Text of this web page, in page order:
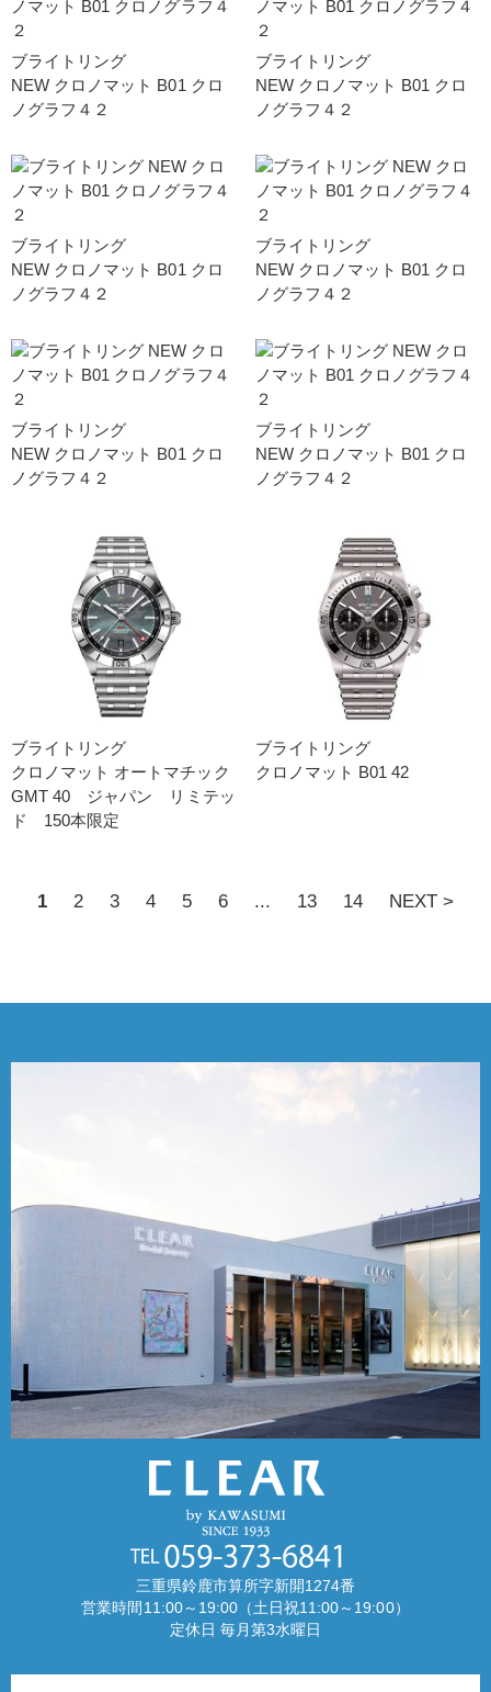
ブライトリング
NEW クロノマット B01 クロ
ノグラフ４２
ブライトリング
NEW クロノマット B01 クロ
ノグラフ４２
ブライトリング
NEW クロノマット B01 クロ
ノグラフ４２
ブライトリング
NEW クロノマット B01 クロ
ノグラフ４２
ブライトリング
NEW クロノマット B01 クロ
ノグラフ４２
ブライトリング
NEW クロノマット B01 クロ
ノグラフ４２
ブライトリング
クロノマット オートマチック
GMT 40 ジャパン リミテッ
ド 150本限定
ブライトリング
クロノマット B01 42
1 2 3 4 5 6 ... 13 14 NEXT >
三重県鈴鹿市算所字新開1274番
営業時間11:00～19:00（土日祝11:00～19:00）
定休日 毎月第3水曜日